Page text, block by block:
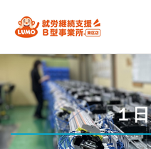
ン
ツ
へ
私たちの強み 通所を検
スタッフ一覧 会社情報
１